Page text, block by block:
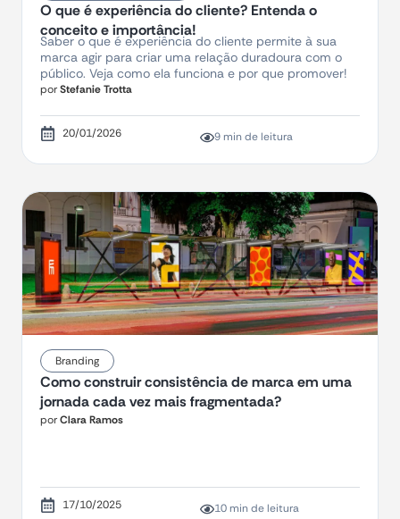
O que é experiência do cliente? Entenda o
conceito e importância!
Saber o que é experiência do cliente permite à sua
marca agir para criar uma relação duradoura com o
público. Veja como ela funciona e por que promover!
porStefanie Trotta
20/01/2026 9 min de leitura
Branding
Como construir consistência de marca em uma
jornada cada vez mais fragmentada?
porClara Ramos
17/10/2025 10 min de leitura